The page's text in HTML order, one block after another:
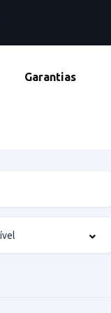
Garantias